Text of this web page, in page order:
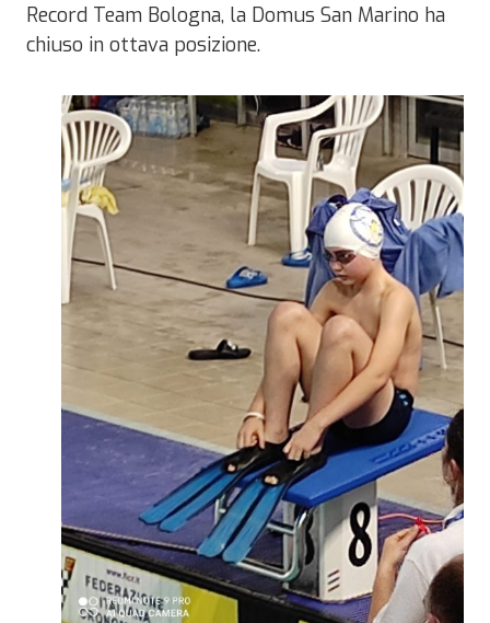
Record Team Bologna, la Domus San Marino ha
chiuso in ottava posizione.